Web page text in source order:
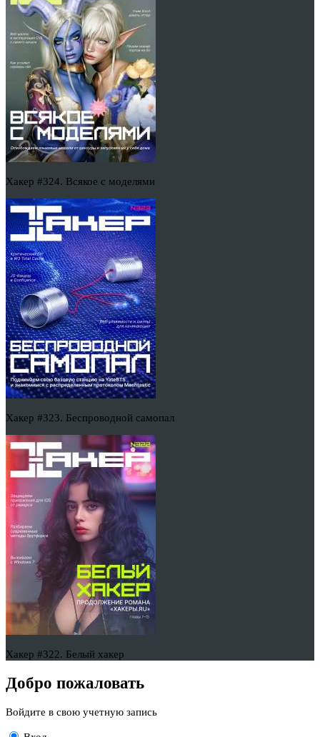
Хакер #324. Всякое с моделями
Хакер #323. Беспроводной самопал
Хакер #322. Белый хакер
Добро пожаловать
Войдите в свою учетную запись